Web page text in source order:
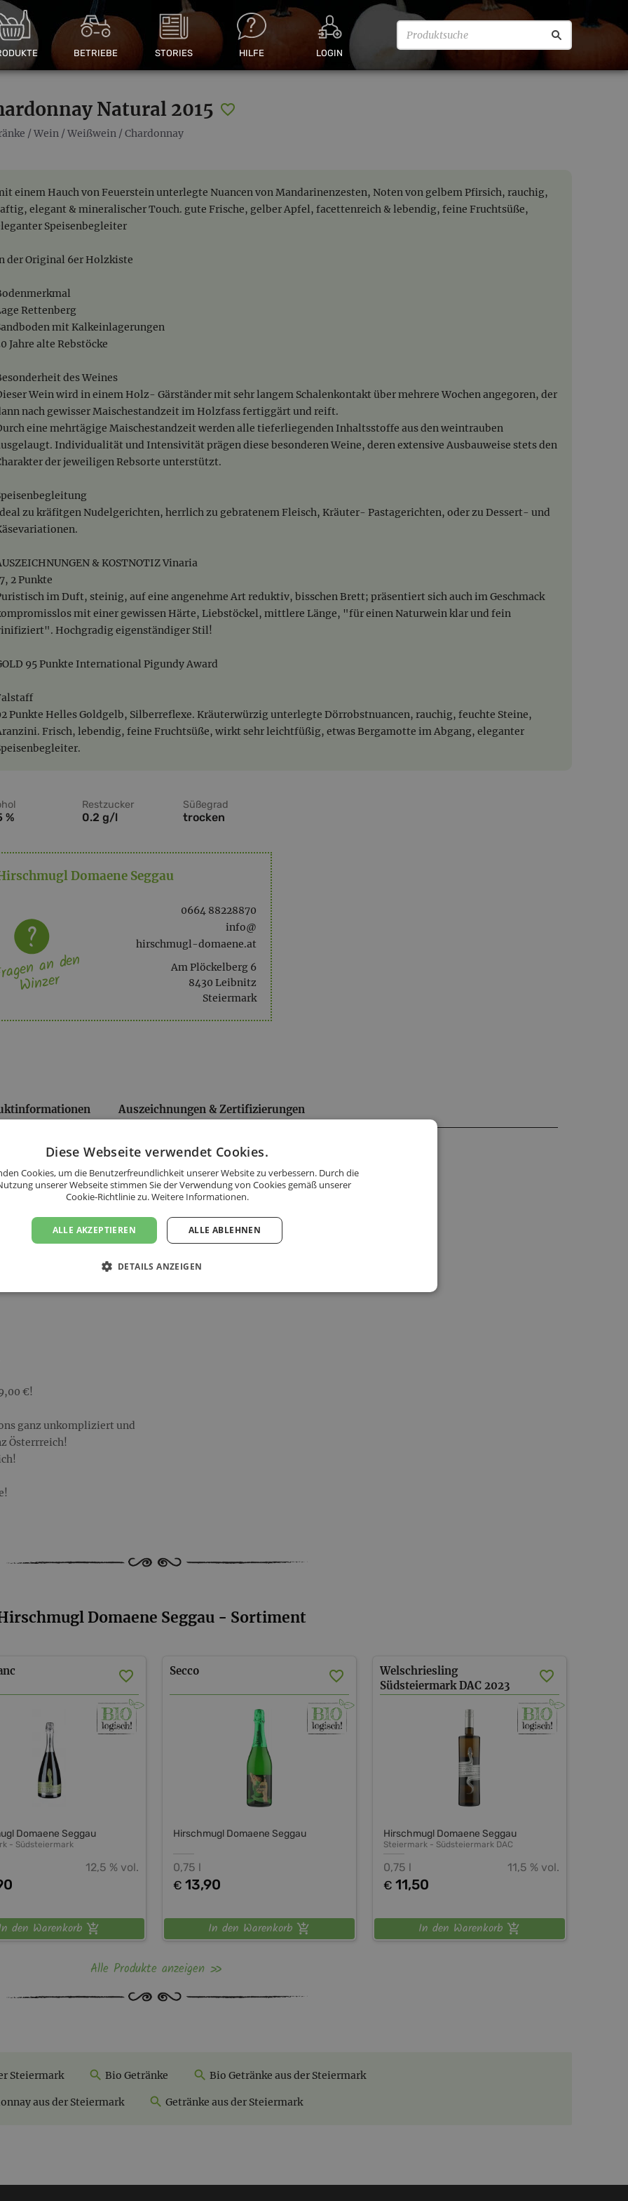
BETRIEBE STORIES HILFE LOGIN
Natural 2015
/Wein /Weißwein /Chardonnay
einem Hauch von Feuerstein unterlegte Nuancen von Mandarinenzesten, Noten von gelbem Pfirsich, rauchig,
elegant & mineralischer Touch. gute Frische, gelber Apfel, facettenreich & lebendig, feine Fruchtsüße,
Speisenbegleiter
der Original 6er Holzkiste
Rettenberg
mit Kalkeinlagerungen
Jahre alte Rebstöcke
des Weines
Wein wird in einem Holz- Gärständer mit sehr langem Schalenkontakt über mehrere Wochen angegoren, der
nach gewisser Maischestandzeit im Holzfass fertiggärt und reift.
eine mehrtägige Maischestandzeit werden alle tieferliegenden Inhaltsstoffe aus den weintrauben
Individualität und Intensivität prägen diese besonderen Weine, deren extensive Ausbauweise stets den
der jeweiligen Rebsorte unterstützt.
zu kräfitgen Nudelgerichten, herrlich zu gebratenem Fleisch, Kräuter- Pastagerichten, oder zu Dessert- und
& KOSTNOTIZ Vinaria
2 Punkte
im Duft, steinig, auf eine angenehme Art reduktiv, bisschen Brett; präsentiert sich auch im Geschmack
mit einer gewissen Härte, Liebstöckel, mittlere Länge, "für einen Naturwein klar und fein
Hochgradig eigenständiger Stil!
95 Punkte International Pigundy Award
Punkte Helles Goldgelb, Silberreflexe. Kräuterwürzig unterlegte Dörrobstnuancen, rauchig, feuchte Steine,
Frisch, lebendig, feine Fruchtsüße, wirkt sehr leichtfüßig, etwas Bergamotte im Abgang, eleganter
%
Restzucker
0.2 g/l
Süßegrad
trocken
Domaene Seggau
0664 88228870
info@
hirschmugl-domaene.at
Am Plöckelberg 6
8430 Leibnitz
Steiermark
an den
Winzer
Auszeichnungen & Zertifizierungen
€!
ganz unkompliziert und
Österrreich!
Domaene Seggau - Sortiment
Domaene Seggau
- Südsteiermark
12,5 % vol.
den Warenkorb
Secco
Hirschmugl Domaene Seggau
0,75 l
€ 13,90
In den Warenkorb
Welschriesling
Südsteiermark DAC 2023
Hirschmugl Domaene Seggau
Steiermark - Südsteiermark DAC
11,5 % vol.
0,75 l
€ 11,50
In den Warenkorb
Alle Produkte anzeigen
Steiermark Bio Getränke Bio Getränke aus der Steiermark
aus der Steiermark Getränke aus der Steiermark
Diese Webseite verwendet Cookies.
Cookies, um die Benutzerfreundlichkeit unserer Website zu verbessern. Durch die
unserer Webseite stimmen Sie der Verwendung von Cookies gemäß unserer
Cookie-Richtlinie zu.Weitere Informationen.
ALLE AKZEPTIEREN ALLE ABLEHNEN
DETAILS ANZEIGEN